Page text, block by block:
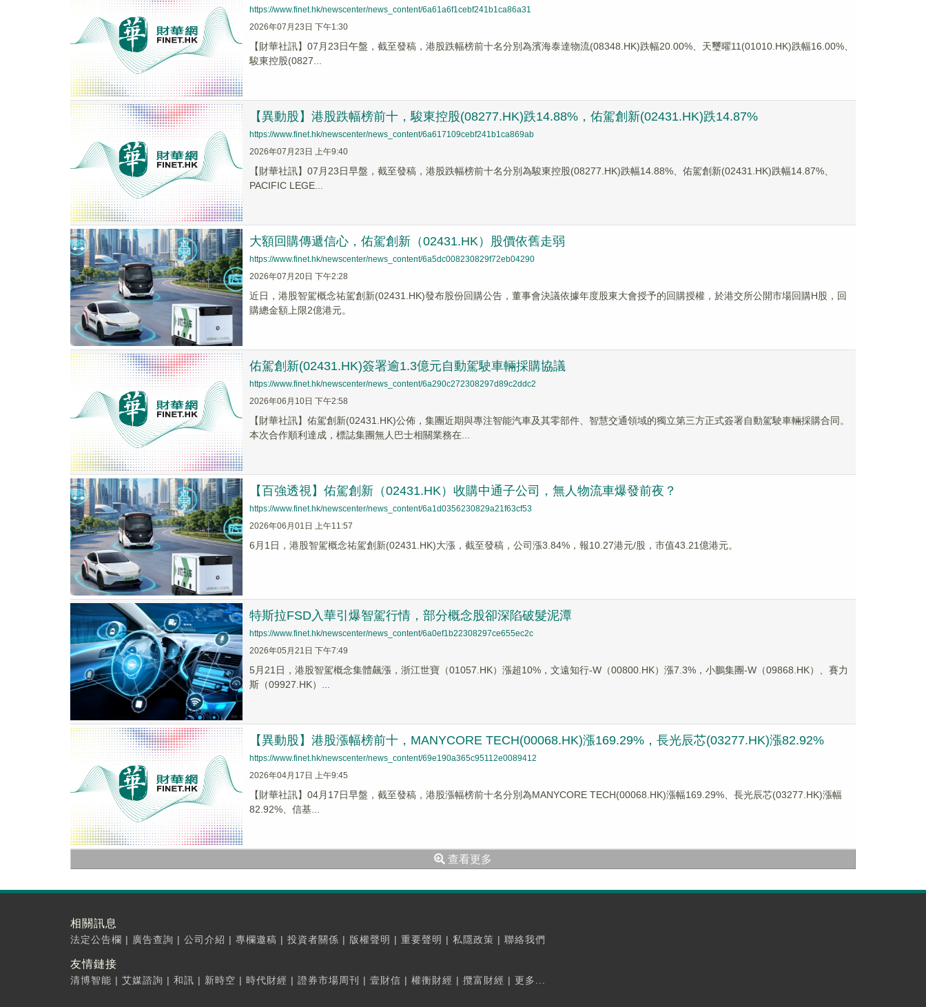
https://www.finet.hk/newscenter/news_content/6a61a6f1cebf241b1ca86a31
2026年07月23日 下午1:30
【財華社訊】07月23日午盤，截至發稿，港股跌幅榜前十名分別為濱海泰達物流(08348.HK)跌幅20.00%、天璽曜11(01010.HK)跌幅16.00%、
駿東控股(0827...
【異動股】港股跌幅榜前十，駿東控股(08277.HK)跌14.88%，佑駕創新(02431.HK)跌14.87%
https://www.finet.hk/newscenter/news_content/6a617109cebf241b1ca869ab
2026年07月23日 上午9:40
【財華社訊】07月23日早盤，截至發稿，港股跌幅榜前十名分別為駿東控股(08277.HK)跌幅14.88%、佑駕創新(02431.HK)跌幅14.87%、
PACIFIC LEGE...
大額回購傳遞信心，佑駕創新（02431.HK）股價依舊走弱
https://www.finet.hk/newscenter/news_content/6a5dc008230829f72eb04290
2026年07月20日 下午2:28
近日，港股智駕概念祐駕創新(02431.HK)發布股份回購公告，董事會決議依據年度股東大會授予的回購授權，於港交所公開市場回購H股，回
購總金額上限2億港元。
佑駕創新(02431.HK)簽署逾1.3億元自動駕駛車輛採購協議
https://www.finet.hk/newscenter/news_content/6a290c272308297d89c2ddc2
2026年06月10日 下午2:58
【財華社訊】佑駕創新(02431.HK)公佈，集團近期與專注智能汽車及其零部件、智慧交通領域的獨立第三方正式簽署自動駕駛車輛採購合同。
本次合作順利達成，標誌集團無人巴士相關業務在...
【百強透視】佑駕創新（02431.HK）收購中通子公司，無人物流車爆發前夜？
https://www.finet.hk/newscenter/news_content/6a1d0356230829a21f63cf53
2026年06月01日 上午11:57
6月1日，港股智駕概念祐駕創新(02431.HK)大漲，截至發稿，公司漲3.84%，報10.27港元/股，市值43.21億港元。
特斯拉FSD入華引爆智駕行情，部分概念股卻深陷破髮泥潭
https://www.finet.hk/newscenter/news_content/6a0ef1b22308297ce655ec2c
2026年05月21日 下午7:49
5月21日，港股智駕概念集體飆漲，浙江世寶（01057.HK）漲超10%，文遠知行-W（00800.HK）漲7.3%，小鵬集團-W（09868.HK）、賽力
斯（09927.HK）...
【異動股】港股漲幅榜前十，MANYCORE TECH(00068.HK)漲169.29%，長光辰芯(03277.HK)漲82.92%
https://www.finet.hk/newscenter/news_content/69e190a365c95112e0089412
2026年04月17日 上午9:45
【財華社訊】04月17日早盤，截至發稿，港股漲幅榜前十名分別為MANYCORE TECH(00068.HK)漲幅169.29%、長光辰芯(03277.HK)漲幅
82.92%、信基...
查看更多
相關訊息
法定公告欄 | 廣告查詢 | 公司介紹 | 專欄邀稿 | 投資者關係 | 版權聲明 | 重要聲明 | 私隱政策 | 聯絡我們
友情鏈接
清博智能 | 艾媒諮詢 | 和訊 | 新時空 | 時代財經 | 證券市場周刊 | 壹財信 | 權衡財經 | 攬富財經 | 更多...